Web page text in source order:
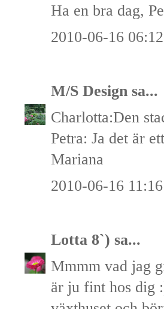
Ha en bra dag,
2010-06-16 06:12
M/S Design sa...
Charlotta:Den
Petra: Ja det är
Mariana
2010-06-16 11:16
Lotta 8`) sa...
Mmmm vad jag
är ju fint hos dig